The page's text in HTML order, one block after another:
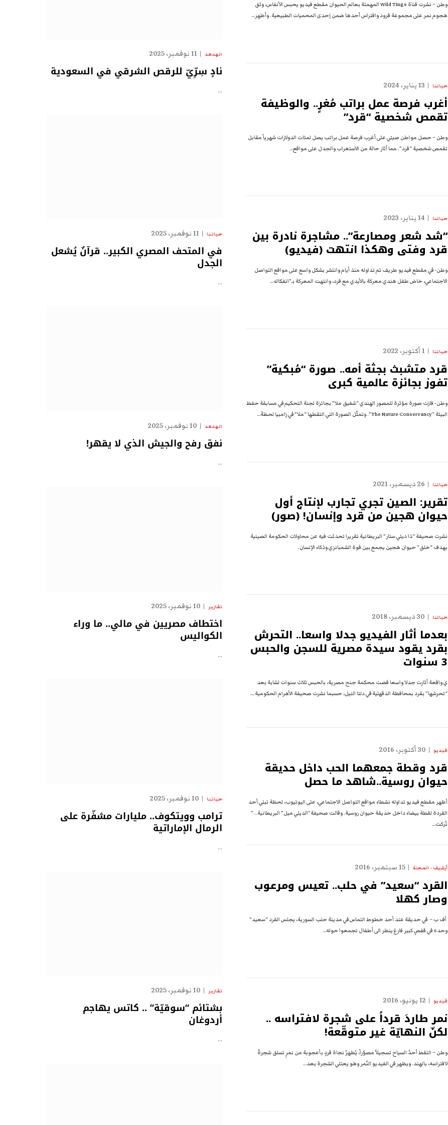
وطن – نشرت قناة Wild Tings المهمتة بعالم الحيوان مقطع فيديو يحبس الأنفاس، وثق
هجوم نمر على مجموعة قرود وافتراس أحدها ضمن إحدى المحميات الطبيعية. وأظهر…
حياتنا 13 يناير، 2024
أغرب فرصة عمل براتب مُغرٍ.. والوظيفة
تقمص شخصية “قرد”
وطن – حصل مواطن صيني على أغرب فرصة عمل براتب يصل لمئات الدولارات شهرياً مقابل
تقمص شخصية “قرد”. مما أثار حالة من الاستغراب والجدل على مواقع…
حياتنا 14 يناير، 2023
“شد شعر ومصارعة”.. مشاجرة نادرة بين
قرد وفتى وهكذا انتهت (فيديو)
وطن- في مقطع فيديو طريف تم تداوله منذ أيام وانتشر بشكل واسع على مواقع التواصل
الاجتماعي، خاض طفل هندي معركة بالأيدي مع قرد، وانتهت المعركة بـ”انفكاك…
حياتنا 1 أكتوبر، 2022
قرد متشبث بجثة أمه.. صورة “مُبكية”
تفوز بجائزة عالمية كبرى
وطن- فازت صورة مؤثرة للمصور الهندي “شفيق ملا” بجائزة لجنة التحكيم في مسابقة حفظ
البيئة “The Nature Conservancy”. وتمثّل الصورة التي التقطها “ملا” في زامبيا لحظةَ…
حياتنا 26 ديسمبر، 2021
تقرير: الصين تجري تجارب لإنتاج أول
حيوان هجين من قرد وإنسان! (صور)
نشرت صحيفة “ذا ديلي ستار” البريطانية تقريرا تحدثت فيه عن محاولات الحكومة الصينية
بهدف “خلق” حيوان هجين يجمع بين قوة الشمبانزي وذكاء الإنسان.
حياتنا 30 ديسمبر، 2018
بعدما أثار الفيديو جدلا واسعا.. التحرش
بقرد يقود سيدة مصرية للسجن والحبس
3 سنوات
ي واقعة أثارت جدلا واسعا قضت محكمة جنح مصرية، بالحبس ثلاث سنوات لشابة بعد
“تحرشها” بقرد بمحافظة الدقهلية في دلتا النيل، حسبما نشرت صحيفة الأهرام الحكومية.…
فيديو 30 أكتوبر، 2016
قرد وقطة جمعهما الحب داخل حديقة
حيوان روسية..شاهد ما حصل
أظهر مقطع فيديو تداوله نشطاء مواقع التواصل الاجتماعي، على اليوتيوب، لحظة تبني أحد
القردة لقطة بيضاء داخل حديقة حيوان روسية. وقالت صحيفة”الديلي ميل” البريطانية.. ”
تُركت…
أرشيف - المجلة 15 سبتمبر، 2016
القرد “سعيد” في حلب.. تعيس ومرعوب
وصار كهلا
أف ب – في حديقة عند أحد خطوط التماس في مدينة حلب السورية، يجلس القرد “سعيد”
وحده في قفصٍ كبير فارغ ينظر الى أطفال تجمعوا حوله…
فيديو 12 يونيو، 2016
نمر طاردَ قرداً على شجرة لافتراسه ..
لكنّ النهايّة غير متوقّعة!
وطن – التقط أحدُ السياح تسجيلاً مصوّراً، يُظهرُ نجاة قردٍ بأعجوبة من نمرٍ تسلق شجرةً
لافتراسه، بالهند. ويظهر في الفيديو النّمر وهو يعتلي الشجرة بعد…
الهدهد 11 نوفمبر، 2025
نادٍ سِرِّيّ للرقص الشرقي في السعودية
…
حياتنا 11 نوفمبر، 2025
في المتحف المصري الكبير.. قرآنٌ يُشعل
الجدل
…
الهدهد 10 نوفمبر، 2025
نفق رفح والجيش الذي لا يقهر!
…
تقارير 10 نوفمبر، 2025
اختطاف مصريين في مالي.. ما وراء
الكواليس
…
حياتنا 10 نوفمبر، 2025
ترامب وويتكوف.. مليارات مشفّرة على
الرمال الإماراتية
…
تقارير 10 نوفمبر، 2025
بشتائم “سوقيّة” .. كاتس يهاجم
أردوغان
…